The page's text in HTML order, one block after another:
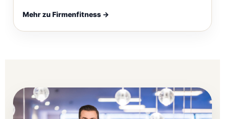
Mehr zu Firmenfitness →